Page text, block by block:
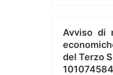
Avviso di
del Terzo
101074584